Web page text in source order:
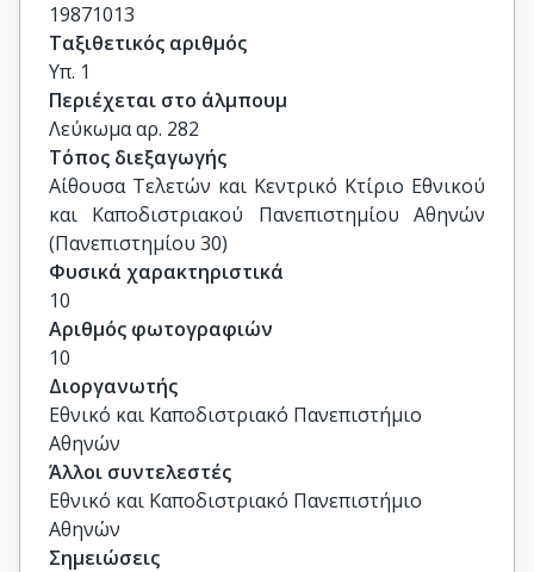
19871013
Ταξιθετικός αριθμός
Υπ. 1
Περιέχεται στο άλμπουμ
Λεύκωμα αρ. 282
Τόπος διεξαγωγής
Αίθουσα Τελετών και Κεντρικό Κτίριο Εθνικού
και Καποδιστριακού Πανεπιστημίου Αθηνών
(Πανεπιστημίου 30)
Φυσικά χαρακτηριστικά
10
Αριθμός φωτογραφιών
10
Διοργανωτής
Εθνικό και Καποδιστριακό Πανεπιστήμιο
Αθηνών
Άλλοι συντελεστές
Εθνικό και Καποδιστριακό Πανεπιστήμιο
Αθηνών
Σημειώσεις